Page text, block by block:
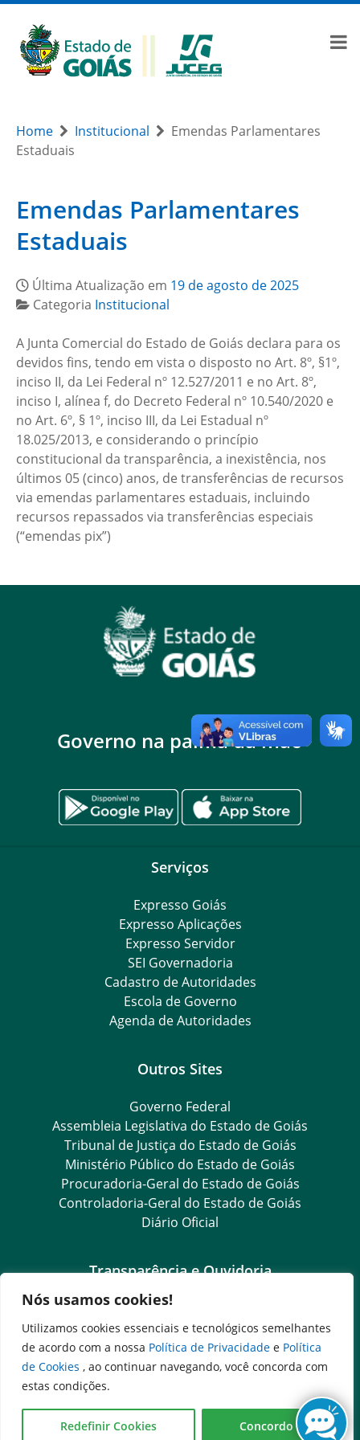
Nós usamos cookies!
Utilizamos cookies essenciais e tecnológicos semelhantes
de acordo com a nossa Política de Privacidade e Política
de Cookies , ao continuar navegando, você concorda com
estas condições.
Redefinir Cookies Concordo
Home Institucional
Emendas Parlamentares
Estaduais
Emendas Parlamentares
Estaduais
Última Atualização em 19 de agosto de 2025
Categoria Institucional
A Junta Comercial do Estado de Goiás declara para os
devidos fins, tendo em vista o disposto no Art. 8º, §1º,
inciso II, da Lei Federal nº 12.527/2011 e no Art. 8º,
inciso I, alínea f, do Decreto Federal nº 10.540/2020 e
no Art. 6º, § 1º, inciso III, da Lei Estadual nº
18.025/2013, e considerando o princípio
constitucional da transparência, a inexistência, nos
últimos 05 (cinco) anos, de transferências de recursos
via emendas parlamentares estaduais, incluindo
recursos repassados via transferências especiais
(“emendas pix”)
Governo na palma da mão
Serviços
Expresso Goiás
Expresso Aplicações
Expresso Servidor
SEI Governadoria
Cadastro de Autoridades
Escola de Governo
Agenda de Autoridades
Outros Sites
Governo Federal
Assembleia Legislativa do Estado de Goiás
Tribunal de Justiça do Estado de Goiás
Ministério Público do Estado de Goiás
Procuradoria-Geral do Estado de Goiás
Controladoria-Geral do Estado de Goiás
Diário Oficial
Transparência e Ouvidoria
LGPD
Goiás Transparência
Dados Abertos Goiás
SIC – Serviço de Informação ao Cidadão
e-SIC – Serviço Eletrônico de Informação ao Cidadão
Ouvidoria Setorial (Expresso)
Ouvidoria Setorial (Presencial)